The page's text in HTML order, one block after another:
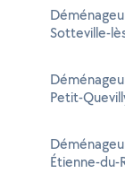
Sotteville-
Petit-
Étienne-du-